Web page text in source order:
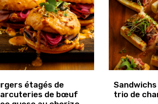
étagés de
de bœuf
trio de